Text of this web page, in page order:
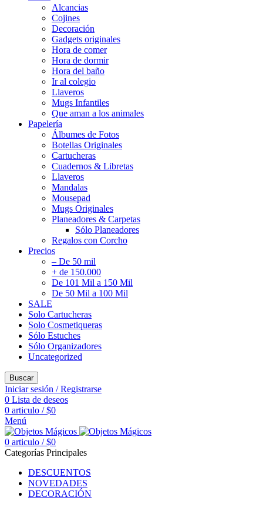
Alcancias
Cojines
Decoración
Gadgets originales
Hora de comer
Hora de dormir
Hora del baño
Ir al colegio
Llaveros
Mugs Infantiles
Que aman a los animales
Papelería
Álbumes de Fotos
Botellas Originales
Cartucheras
Cuadernos & Libretas
Llaveros
Mandalas
Mousepad
Mugs Originales
Planeadores & Carpetas
Sólo Planeadores
Regalos con Corcho
Precios
– De 50 mil
+ de 150.000
De 101 Mil a 150 Mil
De 50 Mil a 100 Mil
SALE
Solo Cartucheras
Solo Cosmetiqueras
Sólo Estuches
Sólo Organizadores
Uncategorized
Buscar
Iniciar sesión / Registrarse
0 Lista de deseos
0 articulo / $0
Menú
0 articulo / $0
Categorías Principales
DESCUENTOS
NOVEDADES
DECORACIÓN